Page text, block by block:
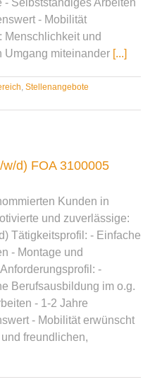
Selbstständiges Arbeiten
- Mobilität
Menschlichkeit und
Umgang miteinander [...]
, Stellenangebote
d) FOA 3100005
Kunden in
und zuverlässige:
Tätigkeitsprofil: - Einfache
- Montage und
-
Berufsausbildung im o.g.
- 1-2 Jahre
- Mobilität erwünscht
freundlichen,